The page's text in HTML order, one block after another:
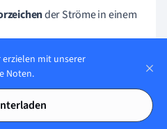
der Ströme in einem
hineinfließen, haben ein
herausfließen
mit unserer
Noten.